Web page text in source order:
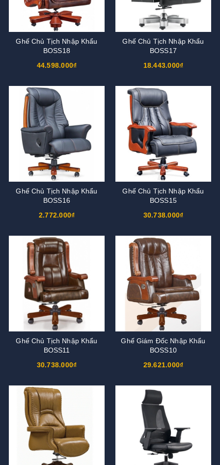
Ghế Chủ Tịch Nhập Khẩu
BOSS18
44.598.000₫
Ghế Chủ Tịch Nhập Khẩu
BOSS17
18.443.000₫
Ghế Chủ Tịch Nhập Khẩu
BOSS16
2.772.000₫
Ghế Chủ Tịch Nhập Khẩu
BOSS15
30.738.000₫
Ghế Chủ Tịch Nhập Khẩu
BOSS11
30.738.000₫
Ghế Giám Đốc Nhập Khẩu
BOSS10
29.621.000₫